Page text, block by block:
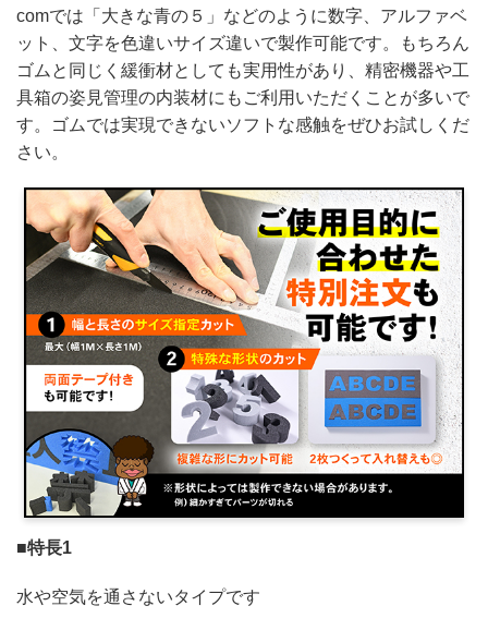
comでは「大きな青の５」などのように数字、アルファベ
ット、文字を色違いサイズ違いで製作可能です。もちろん
ゴムと同じく緩衝材としても実用性があり、精密機器や工
具箱の姿見管理の内装材にもご利用いただくことが多いで
す。ゴムでは実現できないソフトな感触をぜひお試しくだ
さい。
■特長1
水や空気を通さないタイプです